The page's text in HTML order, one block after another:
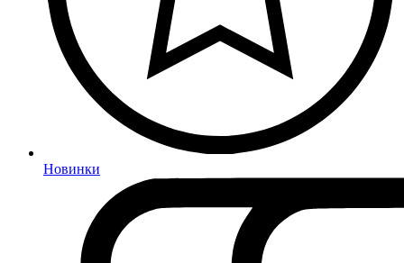
Новинки